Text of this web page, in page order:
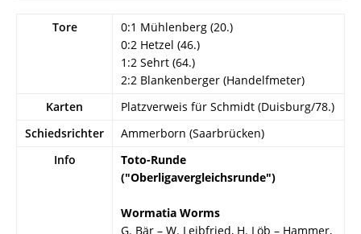
Tore
0:1 Mühlenberg (20.)
0:2 Hetzel (46.)
1:2 Sehrt (64.)
2:2 Blankenberger (Handelfmeter)
Karten
Platzverweis für Schmidt (Duisburg/78.)
Schiedsrichter
Ammerborn (Saarbrücken)
Info
Toto-Runde
("Oberligavergleichsrunde")
Wormatia Worms
G. Bär – W. Leibfried, H. Löb – Hammer,